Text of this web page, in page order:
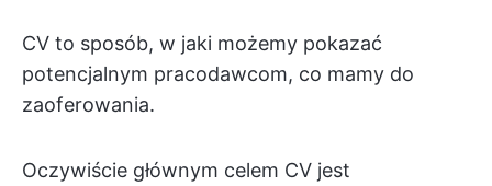
CV to sposób, w jaki możemy pokazać
potencjalnym pracodawcom, co mamy do
zaoferowania.
Oczywiście głównym celem CV jest